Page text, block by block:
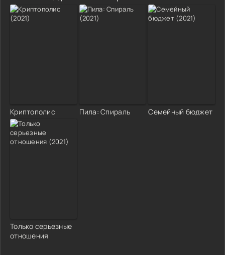
Криптополис Пила: Спираль Семейный бюджет
Только серьезные
отношения